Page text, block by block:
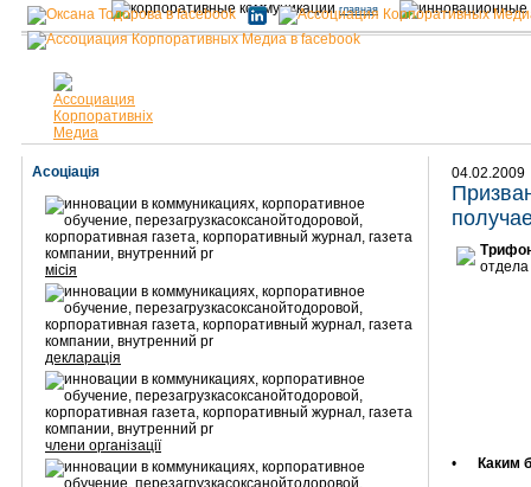
главная
Асоціація
місія
декларація
члени організації
04.02.2009
•
Каким